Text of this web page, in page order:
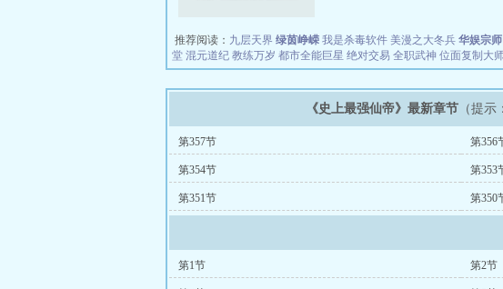
推荐阅读： 九层天界 绿茵峥嵘 我是杀毒软件 美漫之大冬兵 华娱宗师
堂 混元道纪 教练万岁 都市全能巨星 绝对交易 全职武神 位面复制大
《史上最强仙帝》最新章节 （提
第357节 第356
第354节 第353
第351节 第350
第1节 第2节